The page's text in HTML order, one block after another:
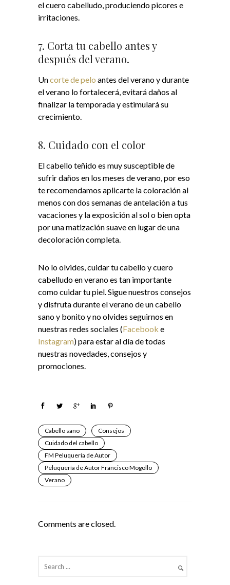
el cuero cabelludo, produciendo picores e
irritaciones.
7. Corta tu cabello antes y
después del verano.
Uncorte de pelo antes del verano y durante
el verano lo fortalecerá, evitará daños al
finalizar la temporada y estimulará su
crecimiento.
8. Cuidado con el color
El cabello teñido es muy susceptible de
sufrir daños en los meses de verano, por eso
te recomendamos aplicarte la coloración al
menos con dos semanas de antelación a tus
vacaciones y la exposición al sol o bien opta
por una matización suave en lugar de una
decoloración completa.
No lo olvides, cuidar tu cabello y cuero
cabelludo en verano es tan importante
como cuidar tu piel. Sigue nuestros consejos
y disfruta durante el verano de un cabello
sano y bonito y no olvides seguirnos en
nuestras redes sociales (Facebook e
Instagram) para estar al día de todas
nuestras novedades, consejos y
promociones.
Cabello sano
Consejos
Cuidado del cabello
FM Peluquería de Autor
Peluquería de Autor Francisco Mogollo
Verano
Comments are closed.